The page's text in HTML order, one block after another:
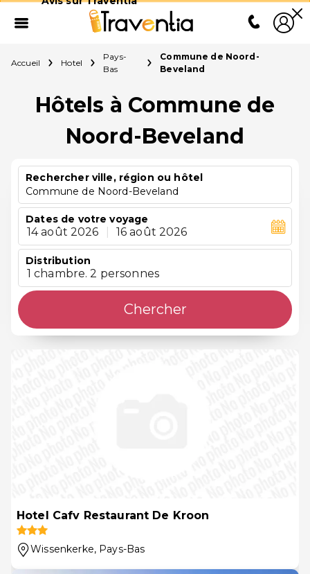
Accueil Hotel
Pays-
Bas
Commune de Noord-
Beveland
Hôtels à Commune de
Noord-Beveland
Rechercher ville, région ou hôtel
Commune de Noord-Beveland
Dates de votre voyage
14 août 2026 16 août 2026
Distribution
1 chambre. 2 personnes
Chercher
Hotel Cafv Restaurant De Kroon
Wissenkerke, Pays-Bas